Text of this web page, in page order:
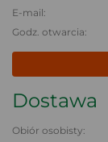
E-mail:
Godz. otwarcia:
Dostawa
Obiór osobisty: